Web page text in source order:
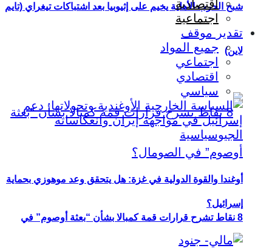
شبح الحرب الأهلية يخيم على إثيوبيا بعد اشتباكات تيغراي (تايم
لاين)
8 نقاط تشرح قرارات قمة كمبالا بشأن “بعثة أوصوم” في
اقتصادية
اجتماعية
تقدير موقف
جميع المواد
اجتماعي
اقتصادي
سياسي
أوغندا والقوة الدولية في غزة: هل يتحقق وعد موهوزي بحماية
إسرائيل؟